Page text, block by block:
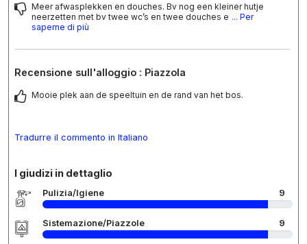
Meer afwasplekken en douches. Bv nog een kleiner hutje
neerzetten met bv twee wc’s en twee douches e ... Per
saperne di più
Recensione sull'alloggio : Piazzola
Mooie plek aan de speeltuin en de rand van het bos.
Tradurre il commento in Italiano
I giudizi in dettaglio
Pulizia/Igiene 9
Sistemazione/Piazzole 9